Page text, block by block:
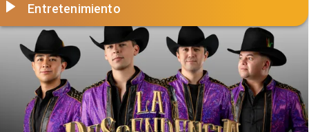
Entretenimiento